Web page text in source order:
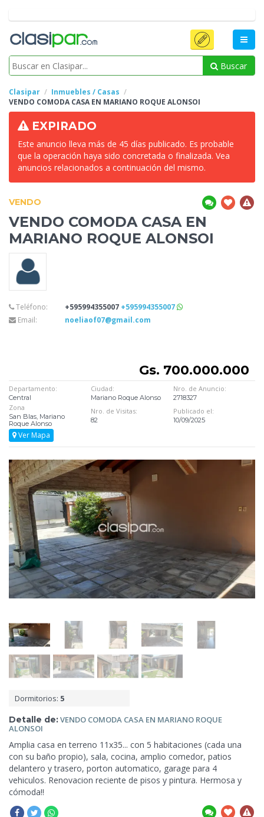
Buscar
Clasipar
Inmuebles / Casas
VENDO COMODA CASA EN MARIANO ROQUE ALONSOI
EXPIRADO
Este anuncio lleva más de 45 días publicado. Es probable
que la operación haya sido concretada o finalizada. Vea
anuncios relacionados a continuación del mismo.
VENDO
VENDO COMODA CASA EN
MARIANO ROQUE ALONSOI
Teléfono: +595994355007 +595994355007
Email:
noeliaof07@gmail.com
Gs. 700.000.000
Departamento:
Central
Ciudad:
Mariano Roque Alonso
Nro. de Anuncio:
2718327
Zona
San Blas, Mariano
Roque Alonso
Nro. de Visitas:
82
Publicado el:
10/09/2025
Ver Mapa
Dormitorios: 5
Detalle de:VENDO COMODA CASA EN MARIANO ROQUE
ALONSOI
Amplia casa en terreno 11x35... con 5 habitaciones (cada una
con su baño propio), sala, cocina, amplio comedor, patios
delantero y trasero, porton automatico, garage para 4
vehiculos. Renovacion reciente de pisos y pintura. Hermosa y
cómoda!!